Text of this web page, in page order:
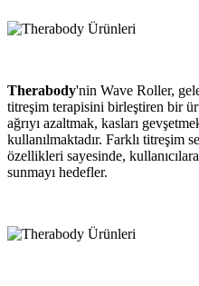
Therabody'nin Wave Roller,
titreşim terapisini birleştiren bir
ağrıyı azaltmak, kasları
kullanılmaktadır. Farklı titreşim
özellikleri sayesinde,
sunmayı hedefler.